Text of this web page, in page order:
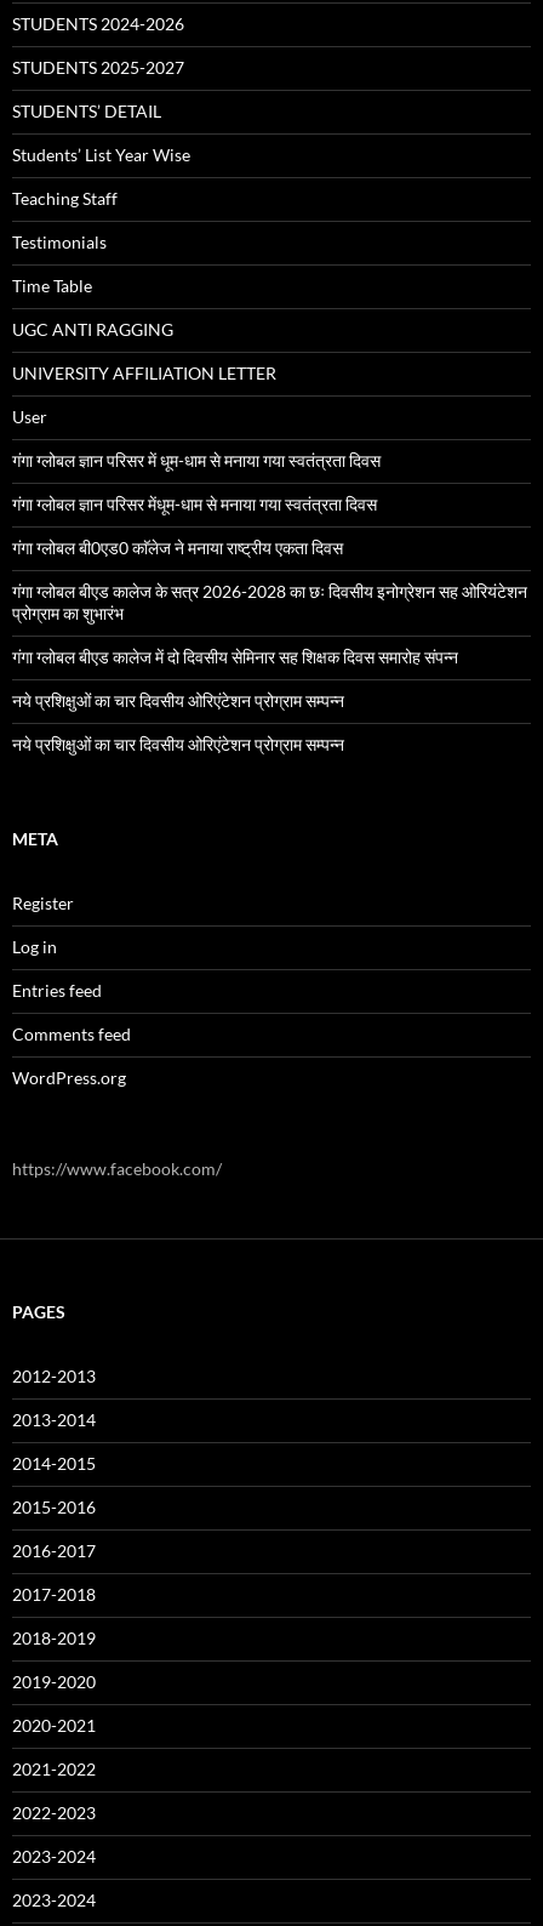
STUDENTS 2024-2026
STUDENTS 2025-2027
STUDENTS’ DETAIL
Students’ List Year Wise
Teaching Staff
Testimonials
Time Table
UGC ANTI RAGGING
UNIVERSITY AFFILIATION LETTER
User
गंगा ग्लोबल ज्ञान परिसर में धूम-धाम से मनाया गया स्वतंत्रता दिवस
गंगा ग्लोबल ज्ञान परिसर मेंधूम-धाम से मनाया गया स्वतंत्रता दिवस
गंगा ग्लोबल बी0एड0 काॅलेज ने मनाया राष्ट्रीय एकता दिवस
गंगा ग्लोबल बीएड कालेज के सत्र 2026-2028 का छः दिवसीय इनोग्रेशन सह ओरियंटेशन
प्रोग्राम का शुभारंभ
गंगा ग्लोबल बीएड कालेज में दो दिवसीय सेमिनार सह शिक्षक दिवस समारोह संपन्न
नये प्रशिक्षुओं का चार दिवसीय ओरिएंटेशन प्रोग्राम सम्पन्न
नये प्रशिक्षुओं का चार दिवसीय ओरिएंटेशन प्रोग्राम सम्पन्न
META
Register
Log in
Entries feed
Comments feed
WordPress.org
https://www.facebook.com/
PAGES
2012-2013
2013-2014
2014-2015
2015-2016
2016-2017
2017-2018
2018-2019
2019-2020
2020-2021
2021-2022
2022-2023
2023-2024
2023-2024